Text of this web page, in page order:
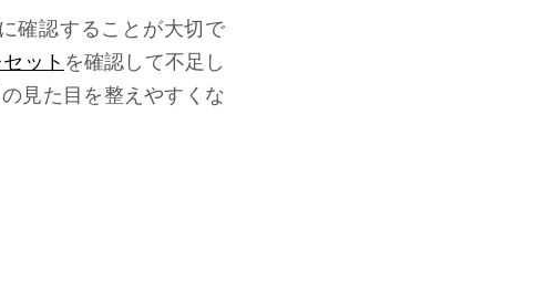
確認することが大切で
ット を確認して不足し
見た目を整えやすくな